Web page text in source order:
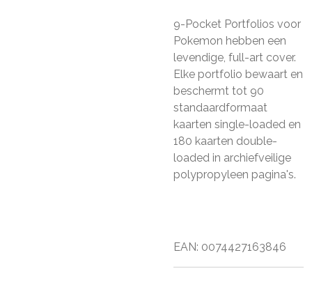
9-Pocket Portfolios voor
Pokemon hebben een
levendige, full-art cover.
Elke portfolio bewaart en
beschermt tot 90
standaardformaat
kaarten single-loaded en
180 kaarten double-
loaded in archiefveilige
polypropyleen pagina's.
EAN: 0074427163846